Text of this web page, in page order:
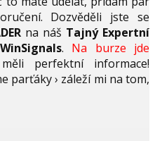
Dozvěděli jste se
na náš Tajný Expertní
WinSignals. Na burze jde
perfektní informace!
parťáky › záleží mi na tom,